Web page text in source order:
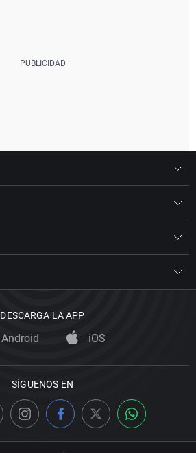
DESCARGA LA APP
Android iOS
SÍGUENOS EN